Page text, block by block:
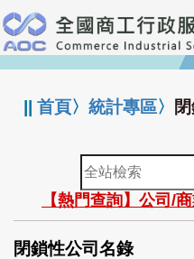
跳
到
主
要
:::
||首頁〉統計專區〉
全
站
檢
索
【熱門查詢】公司/
閉鎖性公司名錄